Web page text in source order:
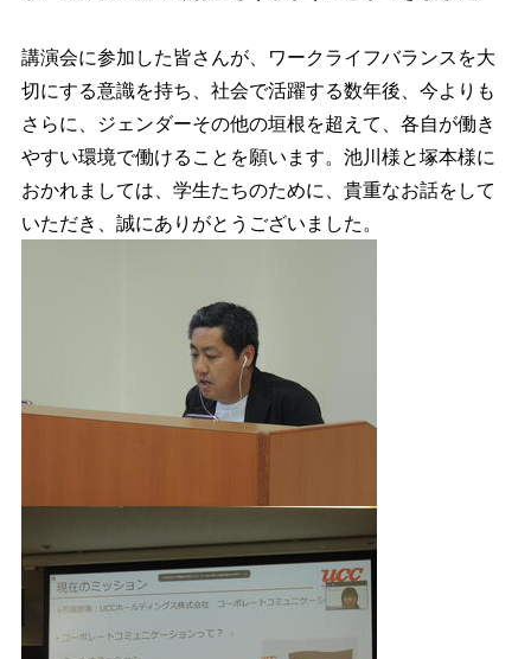
講演会に参加した皆さんが、 ワークライフバランスを大
切にする意識を持ち、 社会で活躍する数年後、今よりも
さらに、 ジェンダーその他の垣根を超えて、 各自が働き
やすい環境で働けることを願います。 池川様と塚本様に
おかれましては、学生たちのために、 貴重なお話をして
いただき、誠にありがとうございました。